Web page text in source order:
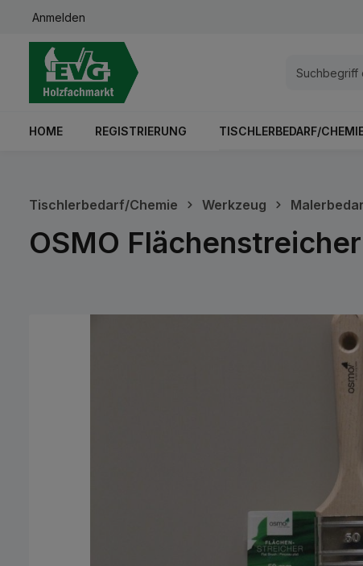
Zur Hauptnavigation springen
Anmelden
HOME REGISTRIERUNG TISCHLERBEDARF/
Tischlerbedarf/Chemie Werkzeug
OSMO